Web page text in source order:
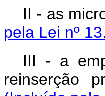
II - as
pela Lei nº
III - a
reinserção